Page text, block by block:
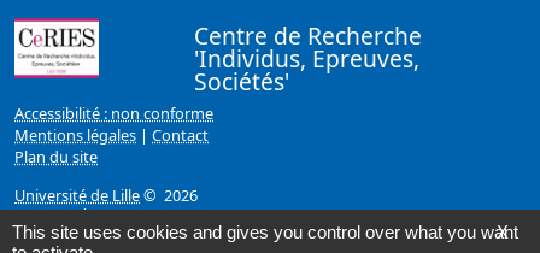
Centre de Recherche
'Individus, Epreuves,
Sociétés'
Accessibilité : non conforme
Mentions légales | Contact
Plan du site
Université de Lille© 2026
Page mise à jour le 08/10/2025 (11:44)
X
This site uses cookies and gives you control over what you want